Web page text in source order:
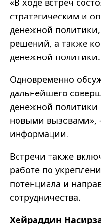
«В ходе встреч
стратегическим и
денежной
решений, а также
денежной политики.
Одновременно
дальнейшего
денежной политики
новыми вызовами»,
информации.
Встречи также
работе по
потенциала и
сотрудничества.
Хейраддин